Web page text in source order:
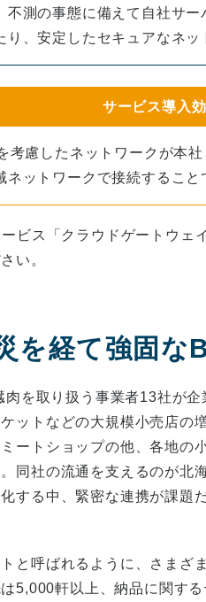
不測の事態に備えて自社サ
り、安定したセキュアなネ
サービス導入
考慮したネットワークが本
ネットワークで接続するこ
ビス「クラウドゲートウェ
い。
を経て強固な
を取り扱う事業者13社が
ットなどの大規模小売店の
ートショップの他、各地の
同社の流通を支えるのが北
する中、緊密な連携が課題
と呼ばれるように、さま
5,000軒以上、納品に関す